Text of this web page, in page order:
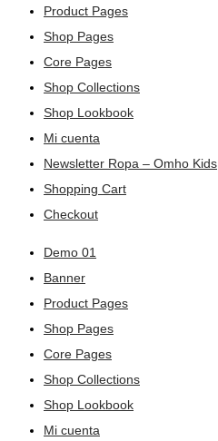
Product Pages
Shop Pages
Core Pages
Shop Collections
Shop Lookbook
Mi cuenta
Newsletter Ropa – Omho Kids
Shopping Cart
Checkout
Demo 01
Banner
Product Pages
Shop Pages
Core Pages
Shop Collections
Shop Lookbook
Mi cuenta